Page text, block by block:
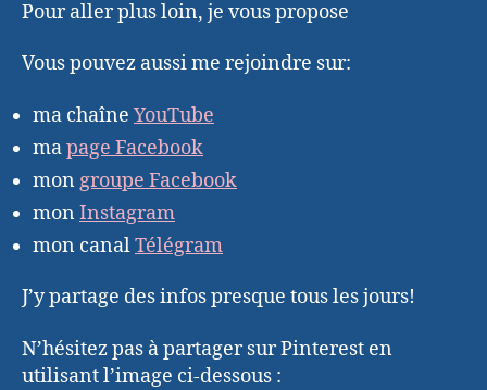
Pour aller plus loin, je vous propose
Vous pouvez aussi me rejoindre sur:
ma chaîne YouTube
mapage Facebook
mon groupe Facebook
mon Instagram
mon canalTélégram
J’y partage des infos presque tous les jours!
N’hésitez pas à partager sur Pinterest en
utilisant l’image ci-dessous :